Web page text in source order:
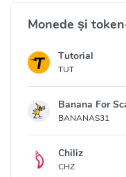
Monede și
Tutorial
TUT
Banana For
BANANAS31
Chiliz
CHZ